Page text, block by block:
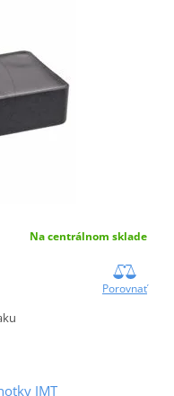
Na centrálnom sklade
Porovnať
JMT